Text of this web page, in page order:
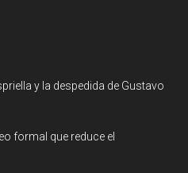
y la despedida de Gustavo
formal que reduce el